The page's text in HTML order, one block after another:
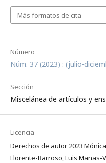
Número
Núm. 37 (2023) : (julio-
Sección
Miscelánea de artículos y
Licencia
Derechos de autor 2023
Llorente-Barroso, Luis Mañas-
Más formatos de cita